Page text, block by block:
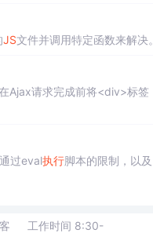
JS文件并调用特定函数来解决。
Ajax请求完成前将<div>标签
过eval执行脚本的限制，以及
工作时间 8:30-